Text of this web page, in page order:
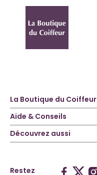
La Boutique du Coiffeur
Aide & Conseils
Découvrez aussi
Restez